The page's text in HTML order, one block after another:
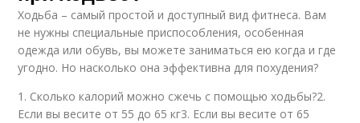
Ходьба – самый простой и доступный вид фитнеса. Вам
не нужны специальные приспособления, особенная
одежда или обувь, вы можете заниматься ею когда и где
угодно. Но насколько она эффективна для похудения?
1. Сколько калорий можно сжечь с помощью ходьбы?2.
Если вы весите от 55 до 65 кг3. Если вы весите от 65